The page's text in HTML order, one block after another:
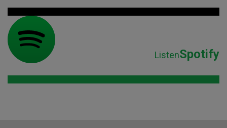
ListenSpotify